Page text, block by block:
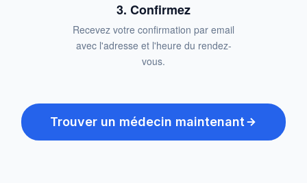
3. Confirmez
Recevez votre confirmation par email
avec l'adresse et l'heure du rendez-
vous.
Trouver un médecin maintenant